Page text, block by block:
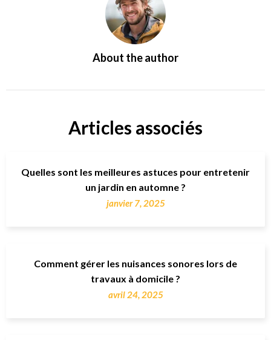
About the author
Articles associés
Quelles sont les meilleures astuces pour entretenir
un jardin en automne ?
janvier 7, 2025
Comment gérer les nuisances sonores lors de
travaux à domicile ?
avril 24, 2025